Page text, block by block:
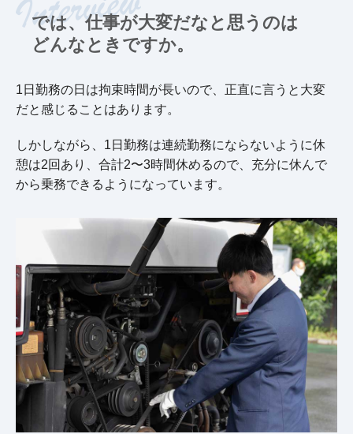
では、仕事が大変だなと思うのは
どんなときですか。
1日勤務の日は拘束時間が長いので、正直に言うと大変
だと感じることはあります。
しかしながら、1日勤務は連続勤務にならないように休
憩は2回あり、合計2〜3時間休めるので、充分に休んで
から乗務できるようになっています。